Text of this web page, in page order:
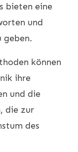
bieten eine
und
geben.
können
ihre
und die
die zur
des